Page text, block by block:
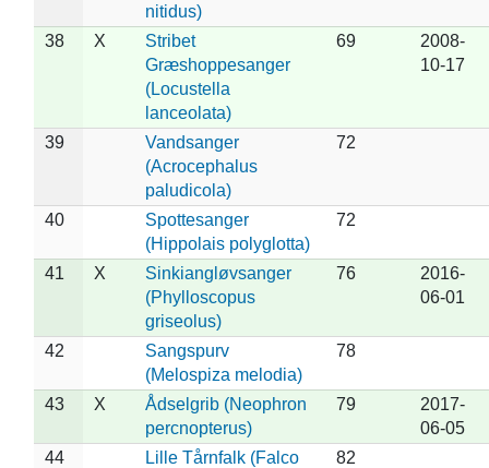
nitidus)
38 X
Stribet
Græshoppesanger
(Locustella
lanceolata)
69
2008-
10-17
39
Vandsanger
(Acrocephalus
paludicola)
72
40
Spottesanger
(Hippolais polyglotta)
72
41 X
Sinkiangløvsanger
(Phylloscopus
griseolus)
76
2016-
06-01
42
Sangspurv
(Melospiza melodia)
78
43 X
Ådselgrib (Neophron
percnopterus)
79
2017-
06-05
44
Lille Tårnfalk (Falco
82